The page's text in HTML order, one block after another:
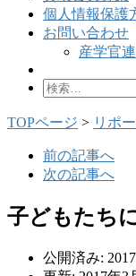
個人情報保護
お問い合わせ
産学官
検
TOPページ > リポ
前の記事へ
次の記事へ
子どもたち
公開済み: